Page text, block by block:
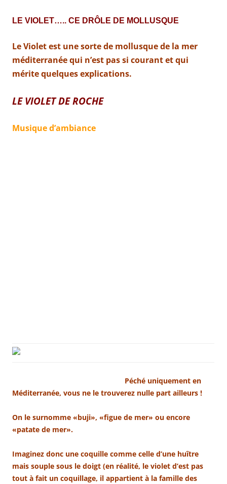
LE VIOLET….. CE DRÔLE DE MOLLUSQUE
Le Violet est une sorte de mollusque de la mer
méditerranée qui n’est pas si courant et qui
mérite quelques explications.
LE VIOLET DE ROCHE
Musique d’ambiance
Péché uniquement en
Méditerranée, vous ne le trouverez nulle part ailleurs !
On le surnomme «buji», «figue de mer» ou encore
«patate de mer».
Imaginez donc une coquille comme celle d’une huître
mais souple sous le doigt (en réalité, le violet d’est pas
tout à fait un coquillage, il appartient à la famille des